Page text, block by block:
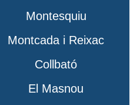
Montesquiu
Montcada i Reixac
Collbató
El Masnou